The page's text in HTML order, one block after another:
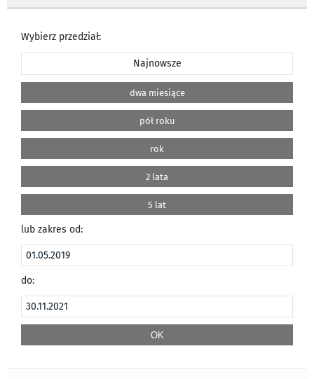
Wybierz przedział:
Najnowsze
dwa miesiące
pół roku
rok
2 lata
5 lat
lub zakres od:
do: